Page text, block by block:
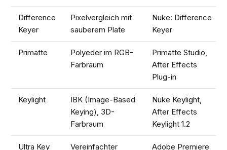
Difference
Keyer
Pixelvergleich mit
sauberem Plate
Nuke: Difference
Keyer
Primatte
Polyeder im RGB-
Farbraum
Primatte Studio,
After Effects
Plug-in
Keylight
IBK (Image-Based
Keying), 3D-
Farbraum
Nuke Keylight,
After Effects
Keylight 1.2
Ultra Key
Vereinfachter
Adobe Premiere